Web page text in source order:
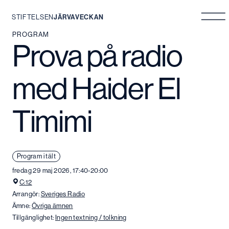
Hoppa
innehåll
STIFTELSENJÄRVAVECKAN
PROGRAM
Prova på radio
med Haider El
Timimi
Program i tält
fredag 29 maj 2026, 17:40-20:00
C:12
Arrangör:Sveriges Radio
Ämne:Övriga ämnen
Tillgänglighet:Ingen textning / tolkning